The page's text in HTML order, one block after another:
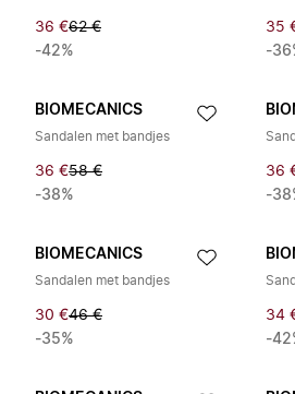
36 €62 €
-42%
35
-
BIOMECANICS
Sandalen met bandjes
36 €58 €
-38%
36
-
BIOMECANICS
Sandalen met bandjes
30 €46 €
-35%
34
-